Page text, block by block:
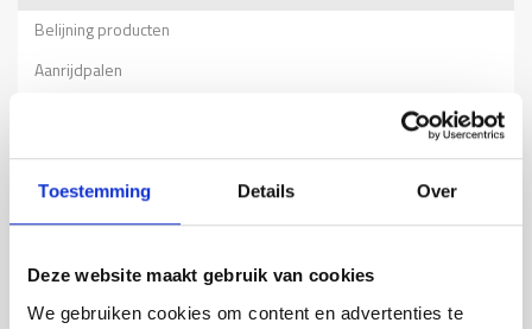
Toestemming Details Over
Deze website maakt gebruik van cookies
We gebruiken cookies om content en advertenties te
Belijning producten
Aanrijdpalen
Kolombeschermers
RVS aanrijbeveiliging
Beschermbeugels
Wielgeleiding